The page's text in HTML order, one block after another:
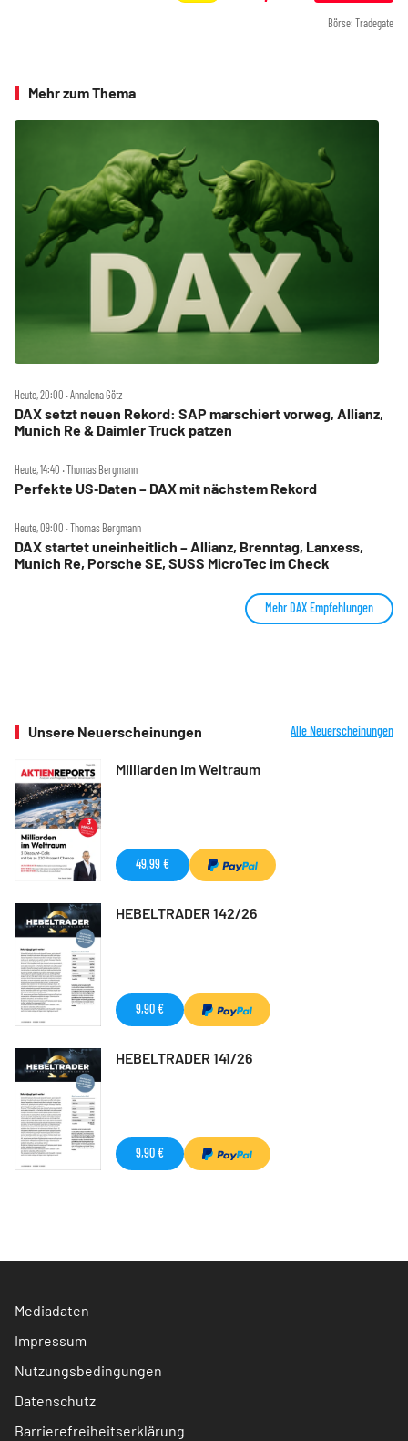
Börse: Tradegate
Mehr zum Thema
Heute, 20:00 ‧ Annalena Götz
DAX setzt neuen Rekord: SAP marschiert vorweg, Allianz,
Munich Re & Daimler Truck patzen
Heute, 14:40 ‧ Thomas Bergmann
Perfekte US‑Daten – DAX mit nächstem Rekord
Heute, 09:00 ‧ Thomas Bergmann
DAX startet uneinheitlich – Allianz, Brenntag, Lanxess,
Munich Re, Porsche SE, SUSS MicroTec im Check
Mehr DAX Empfehlungen
Unsere Neuerscheinungen Alle Neuerscheinungen
Milliarden im Weltraum
49,99 €
HEBELTRADER 142/26
9,90 €
HEBELTRADER 141/26
9,90 €
Mediadaten
Impressum
Nutzungsbedingungen
Datenschutz
Barrierefreiheitserklärung